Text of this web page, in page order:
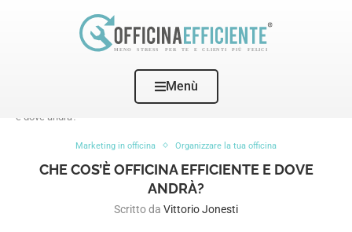
Menù
Marketing in officina
Che cos’è Officina Efficiente
e dove andrà?
Marketing in officina Organizzare la tua officina
CHE COS’È OFFICINA EFFICIENTE E DOVE
ANDRÀ?
Scritto da Vittorio Jonesti